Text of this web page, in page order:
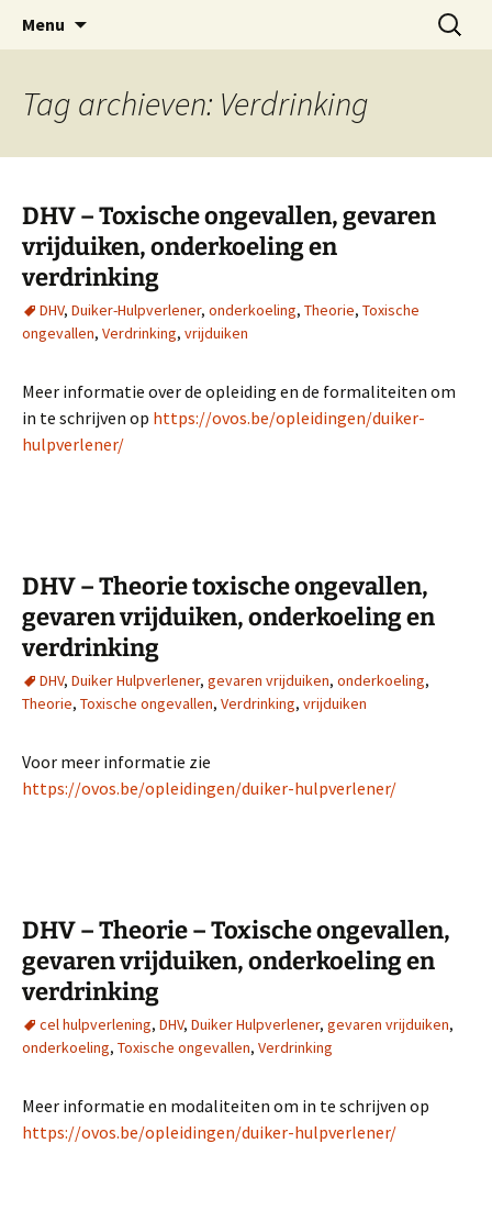
inhoud
OVOS
Oost-Vlaamse Vereniging voor
Onderwateronderzoek en -Sport
Menu
Zoeken
naar:
Tag archieven: Verdrinking
DHV – Toxische ongevallen, gevaren
vrijduiken, onderkoeling en
verdrinking
DHV, Duiker-Hulpverlener, onderkoeling, Theorie, Toxische
ongevallen, Verdrinking, vrijduiken
Meer informatie over de opleiding en de formaliteiten om
in te schrijven op https://ovos.be/opleidingen/duiker-
hulpverlener/
DHV – Theorie toxische ongevallen,
gevaren vrijduiken, onderkoeling en
verdrinking
DHV, Duiker Hulpverlener, gevaren vrijduiken, onderkoeling,
Theorie, Toxische ongevallen, Verdrinking, vrijduiken
Voor meer informatie zie
https://ovos.be/opleidingen/duiker-hulpverlener/
DHV – Theorie – Toxische ongevallen,
gevaren vrijduiken, onderkoeling en
verdrinking
cel hulpverlening, DHV, Duiker Hulpverlener, gevaren vrijduiken,
onderkoeling, Toxische ongevallen, Verdrinking
Meer informatie en modaliteiten om in te schrijven op
https://ovos.be/opleidingen/duiker-hulpverlener/